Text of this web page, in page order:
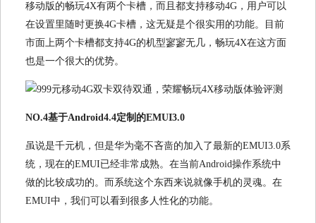
移动版的畅玩4X有两个卡槽，而且都支持移动4G，用户可以
在设置里随时更换4G卡槽，这无疑是个很实用的功能。目前
市面上两个卡槽都支持4G的机型寥寥无几，畅玩4X在这方面
也是一个很大的优势。
NO.4基于Android4.4定制的EMUI3.0
虽说是千元机，但是华为毫不吝啬的加入了最新的EMUI3.0系
统，现在的EMUI已经非常成熟。在当前Android操作系统中
做的比较成功的。而系统这个东西来说就像手机的灵魂。在
EMUI中，我们可以看到很多人性化的功能。